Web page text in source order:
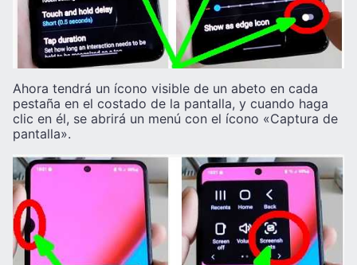
Ahora tendrá un ícono visible de un abeto en cada
pestaña en el costado de la pantalla, y cuando haga
clic en él, se abrirá un menú con el ícono «Captura de
pantalla».